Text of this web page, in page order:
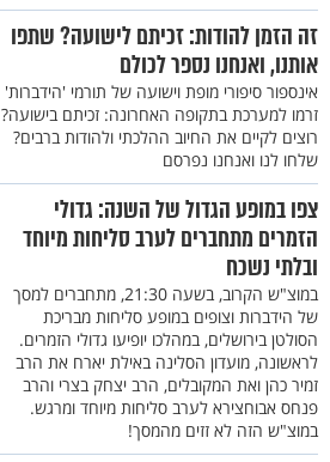
זה הזמן להודות: זכיתם לישועה? שתפו
אותנו, ואנחנו נספר לכולם
אינספור סיפורי מופת וישועה של תורמי 'הידברות'
זרמו למערכת בתקופה האחרונה: זכיתם בישועה?
רוצים לקיים את החיוב ההלכתי ולהודות ברבים?
שלחו לנו ואנחנו נפרסם
צפו במופע הגדול של השנה: גדולי
הזמרים מתחברים לערב סליחות מיוחד
ובלתי נשכח
במוצ"ש הקרוב, בשעה 21:30, מתחברים למסך
של הידברות וצופים במופע סליחות מבריכת
הסולטן בירושלים, במהלכו יופיעו גדולי הזמרים.
לראשונה, מועדון הסלינה באילת יארח את הרב
זמיר כהן ואת המקובלים, הרב יצחק בצרי והרב
פנחס אבוחצירא לערב סליחות מיוחד ומרגש.
במוצ"ש הזה לא זזים מהמסך!